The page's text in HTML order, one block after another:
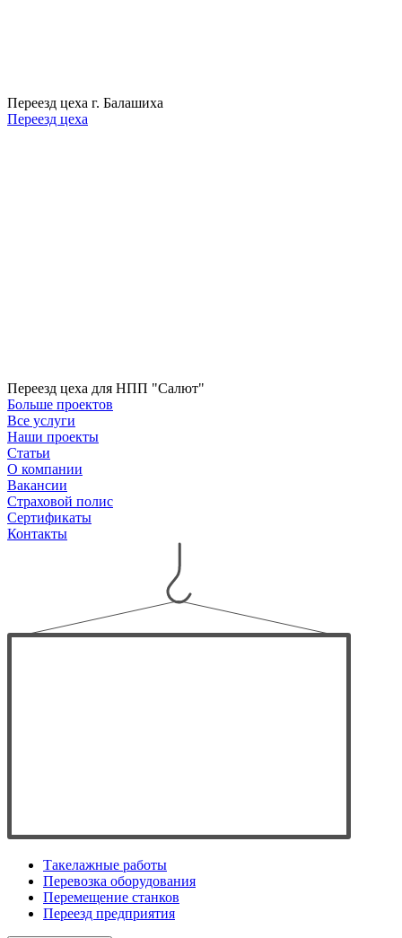
Переезд цеха г. Балашиха
Переезд цеха
Переезд цеха для НПП "Салют"
Больше проектов
Все услуги
Наши проекты
Статьи
О компании
Вакансии
Страховой полис
Сертификаты
Контакты
Такелажные работы
Перевозка оборудования
Перемещение станков
Переезд предприятия